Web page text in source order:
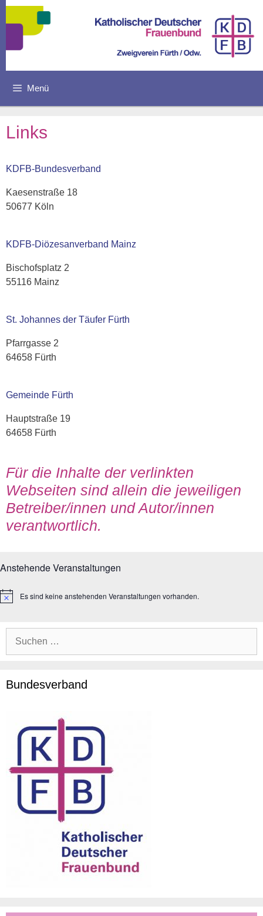
Zum
springen
Menü
Links
KDFB-Bundesverband
Kaesenstraße 18
50677 Köln
KDFB-Diözesanverband Mainz
Bischofsplatz 2
55116 Mainz
St. Johannes der Täufer Fürth
Pfarrgasse 2
64658 Fürth
Gemeinde Fürth
Hauptstraße 19
64658 Fürth
Für die Inhalte der verlinkten
Webseiten sind allein die jeweiligen
Betreiber/innen und Autor/innen
verantwortlich.
Anstehende Veranstaltungen
H
Es sind keine anstehenden Veranstaltungen vorhanden.
Bundesverband